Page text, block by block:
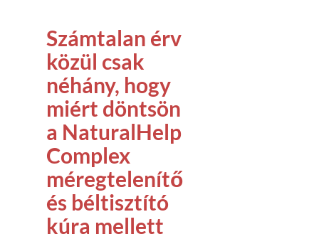
Számtalan érv
közül csak
néhány, hogy
miért döntsön
a NaturalHelp
Complex
méregtelenítő
és béltisztító
kúra mellett